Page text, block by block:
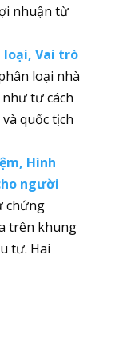
nhuận từ
loại, Vai trò
loại nhà
tư cách
quốc tịch
Hình
người
chứng
trên khung
tư. Hai